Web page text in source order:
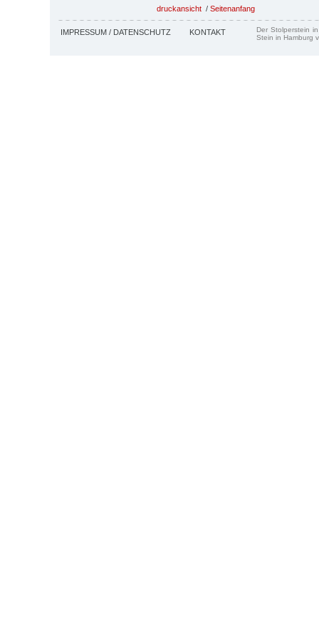
druckansicht / Seitenanfang
IMPRESSUM / DATENSCHUTZ KONTAKT
Der Stolperstein
Stein in Hamburg